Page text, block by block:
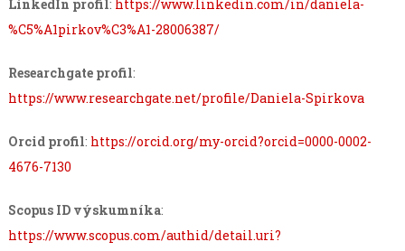
LinkedIn profil: https://www.linkedin.com/in/daniela-
%C5%A1pirkov%C3%A1-28006387/
Researchgate profil:
https://www.researchgate.net/profile/Daniela-Spirkova
Orcid profil: https://orcid.org/my-orcid?orcid=0000-0002-
4676-7130
Scopus ID výskumníka:
https://www.scopus.com/authid/detail.uri?